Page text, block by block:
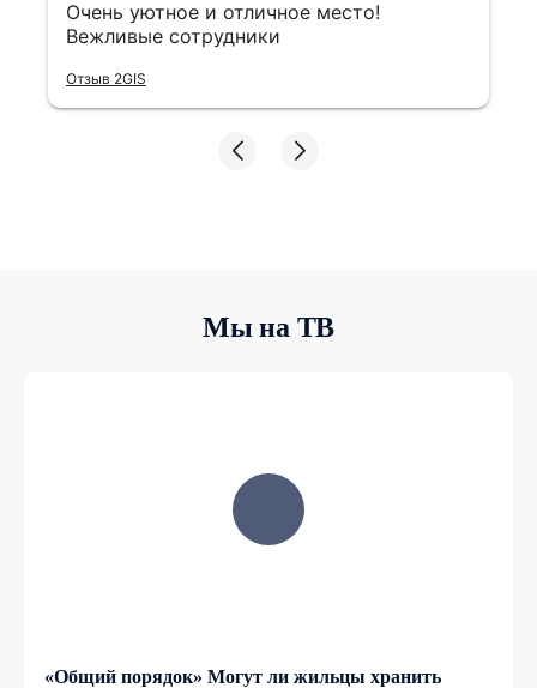
Мы на ТВ
«Общий порядок» Могут ли жильцы хранить